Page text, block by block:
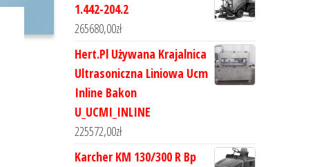
1.442-204.2
265680,00zł
Hert.Pl Używana Krajalnica
Ultrasoniczna Liniowa Ucm
Inline Bakon
U_UCMI_INLINE
225572,00zł
Karcher KM 130/300 R Bp